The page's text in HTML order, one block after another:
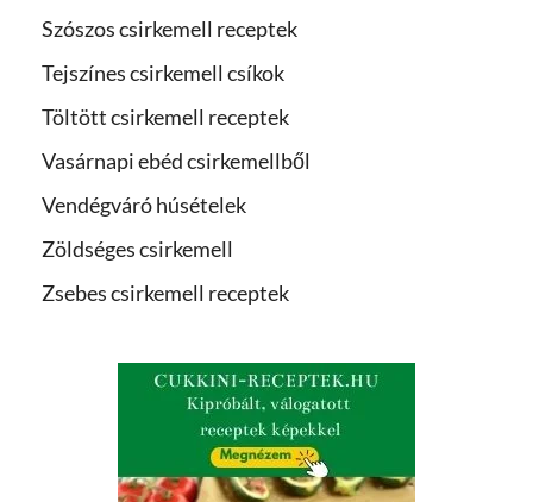
Szószos csirkemell receptek
Tejszínes csirkemell csíkok
Töltött csirkemell receptek
Vasárnapi ebéd csirkemellből
Vendégváró húsételek
Zöldséges csirkemell
Zsebes csirkemell receptek